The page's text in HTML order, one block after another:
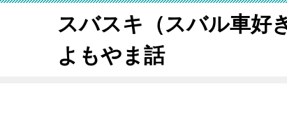
スバスキ（スバル車好
よもやま話